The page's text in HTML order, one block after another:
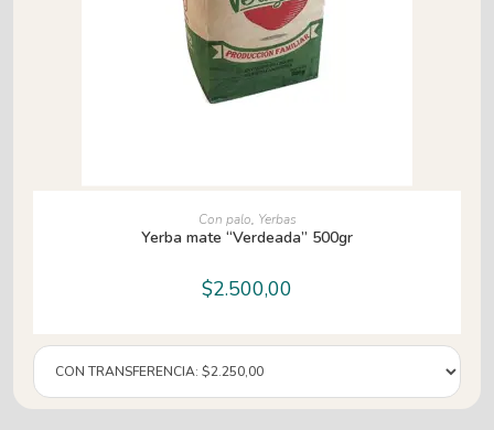
LEER MÁS
Con palo, Yerbas
Yerba mate “Verdeada” 500gr
$2.500,00